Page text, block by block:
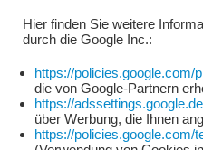
Hier finden Sie weitere
durch die Google Inc.:
https://policies.google.com/
die von Google-Partnern
https://
über Werbung, die Ihnen
https://policies.google.com/